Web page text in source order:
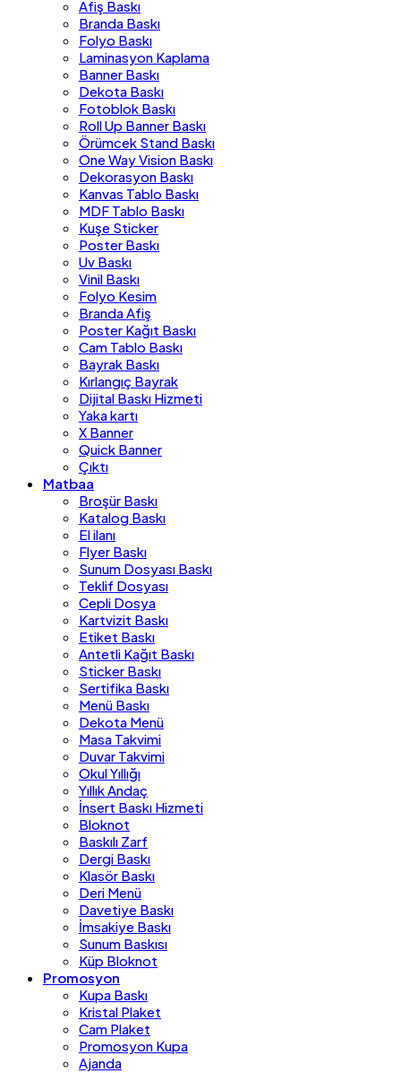
Afiş Baskı
Branda Baskı
Folyo Baskı
Laminasyon Kaplama
Banner Baskı
Dekota Baskı
Fotoblok Baskı
Roll Up Banner Baskı
Örümcek Stand Baskı
One Way Vision Baskı
Dekorasyon Baskı
Kanvas Tablo Baskı
MDF Tablo Baskı
Kuşe Sticker
Poster Baskı
Uv Baskı
Vinil Baskı
Folyo Kesim
Branda Afiş
Poster Kağıt Baskı
Cam Tablo Baskı
Bayrak Baskı
Kırlangıç Bayrak
Dijital Baskı Hizmeti
Yaka kartı
X Banner
Quick Banner
Çıktı
Matbaa
Broşür Baskı
Katalog Baskı
El ilanı
Flyer Baskı
Sunum Dosyası Baskı
Teklif Dosyası
Cepli Dosya
Kartvizit Baskı
Etiket Baskı
Antetli Kağıt Baskı
Sticker Baskı
Sertifika Baskı
Menü Baskı
Dekota Menü
Masa Takvimi
Duvar Takvimi
Okul Yıllığı
Yıllık Andaç
İnsert Baskı Hizmeti
Bloknot
Baskılı Zarf
Dergi Baskı
Klasör Baskı
Deri Menü
Davetiye Baskı
İmsakiye Baskı
Sunum Baskısı
Küp Bloknot
Promosyon
Kupa Baskı
Kristal Plaket
Cam Plaket
Promosyon Kupa
Ajanda